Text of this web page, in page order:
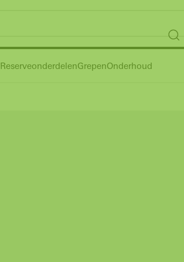
ReserveonderdelenGrepenOnderhoud